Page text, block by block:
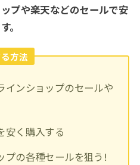
プや楽天などのセールで安
。
方法
インショップのセールや
安く購入する
プの各種セールを狙う!